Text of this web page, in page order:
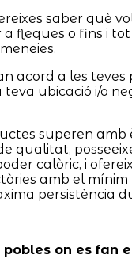
saber què
a fleques o fins i
acord a les teves
ubicació i/o
superen amb
qualitat,
calòric, i
amb el mínim
persistència
on es fan